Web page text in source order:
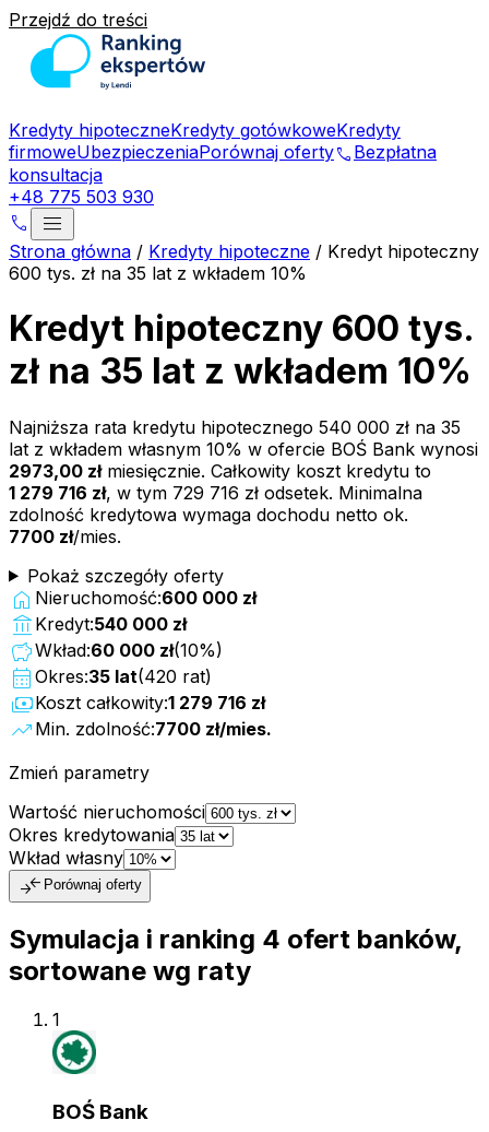
Przejdź do treści
Kredyty hipoteczneKredyty gotówkoweKredyty
firmoweUbezpieczeniaPorównaj ofertyphone Bezpłatna
konsultacja
+48 775 503 930
phone menu
Strona główna / Kredyty hipoteczne / Kredyt hipoteczny
600 tys. zł na 35 lat z wkładem 10%
Kredyt hipoteczny 600 tys.
zł na 35 lat z wkładem 10%
Najniższa rata kredytu hipotecznego 540 000 zł na 35
lat z wkładem własnym 10% w ofercie BOŚ Bank wynosi
2973,00 złmiesięcznie. Całkowity koszt kredytu to
1 279 716 zł, w tym 729 716 zł odsetek. Minimalna
zdolność kredytowa wymaga dochodu netto ok.
7700 zł/mies.
Pokaż szczegóły oferty
home Nieruchomość:600 000 zł
account_balance Kredyt:540 000 zł
savingsWkład:60 000 zł(10%)
calendar_month Okres:35 lat(420 rat)
paymentsKoszt całkowity:1 279 716 zł
trending_up Min. zdolność:7700 zł/mies.
Zmień parametry
Wartość nieruchomości
Okres kredytowania
Wkład własny
compare_arrows Porównaj oferty
Symulacja i ranking 4 ofert banków,
sortowane wg raty
1
BOŚ Bank